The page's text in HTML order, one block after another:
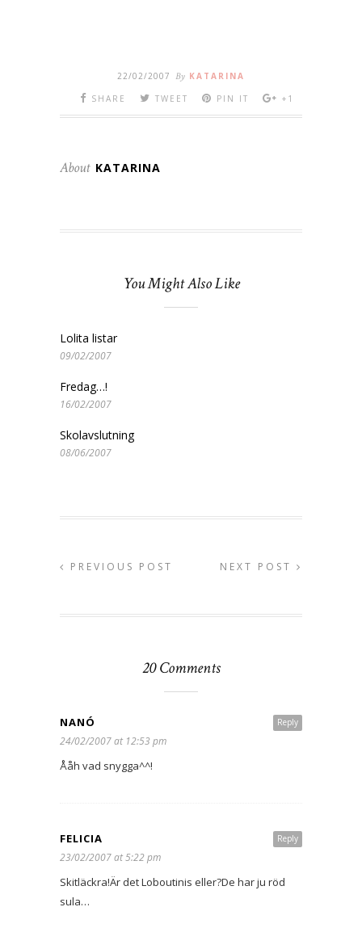
22/02/2007 By KATARINA
SHARE
TWEET PIN IT +1
About KATARINA
You Might Also Like
Lolita listar
09/02/2007
Fredag…!
16/02/2007
Skolavslutning
08/06/2007
PREVIOUS POST NEXT POST
20 Comments
Reply
NANÓ
24/02/2007 at 12:53 pm
Ååh vad snygga^^!
Reply
FELICIA
23/02/2007 at 5:22 pm
Skitläckra!Är det Loboutinis eller?De har ju röd
sula…